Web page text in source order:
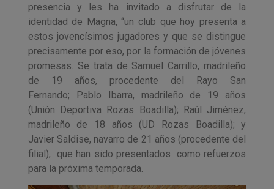
presencia y les ha invitado a disfrutar de la
identidad de Magna, “un club que hoy presenta a
estos jovencísimos jugadores y que se distingue
precisamente por eso, por la formación de jóvenes
promesas. Se trata de Samuel Carrillo, madrileño
de 19 años, procedente del Rayo San
Fernando; Pablo Ibarra, madrileño de 19 años
(Unión Deportiva Rozas Boadilla); Raúl Jiménez,
madrileño de 18 años (UD Rozas Boadilla); y
Javier Saldise, navarro de 21 años (procedente del
filial), que han sido presentados como refuerzos
para la próxima temporada.